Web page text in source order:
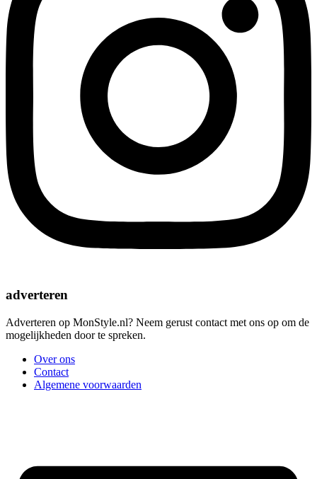
adverteren
Adverteren op MonStyle.nl? Neem gerust contact met ons op om de
mogelijkheden door te spreken.
Over ons
Contact
Algemene voorwaarden